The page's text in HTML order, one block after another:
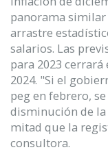
panorama similar
arrastre
salarios. Las
para 2023 cerrará
2024. "Si el
peg en febrero,
disminución de
mitad que la
consultora.